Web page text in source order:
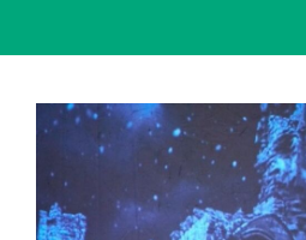
View
Larger
Image